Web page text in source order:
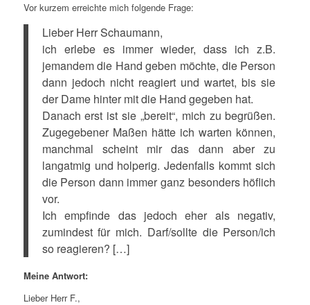
Vor kurzem erreichte mich folgende Frage:
Lieber Herr Schaumann,
ich erlebe es immer wieder, dass ich z.B.
jemandem die Hand geben möchte, die Person
dann jedoch nicht reagiert und wartet, bis sie
der Dame hinter mit die Hand gegeben hat.
Danach erst ist sie „bereit“, mich zu begrüßen.
Zugegebener Maßen hätte ich warten können,
manchmal scheint mir das dann aber zu
langatmig und holperig. Jedenfalls kommt sich
die Person dann immer ganz besonders höflich
vor.
Ich empfinde das jedoch eher als negativ,
zumindest für mich. Darf/sollte die Person/ich
so reagieren? […]
Meine Antwort:
Lieber Herr F.,